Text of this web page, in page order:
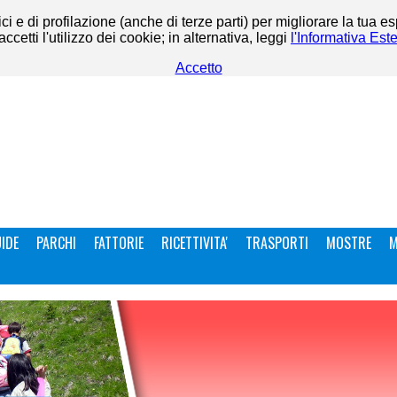
e di profilazione (anche di terze parti) per migliorare la tua
l'utilizzo dei cookie; in alternativa, leggi l'Informativa
Accetto
PARCHI FATTORIE RICETTIVITA' TRASPORTI MOSTRE